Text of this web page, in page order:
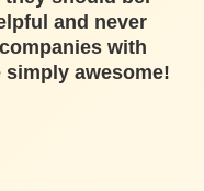
and never
with
awesome!